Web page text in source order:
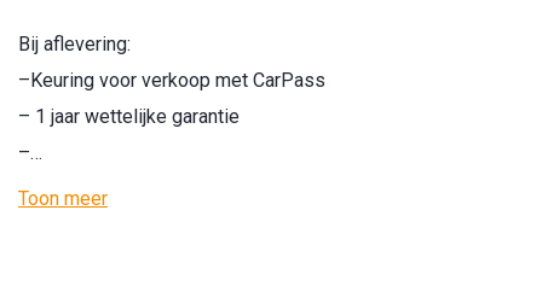
Bij aflevering:
–Keuring voor verkoop met CarPass
– 1 jaar wettelijke garantie
–…
Toon meer